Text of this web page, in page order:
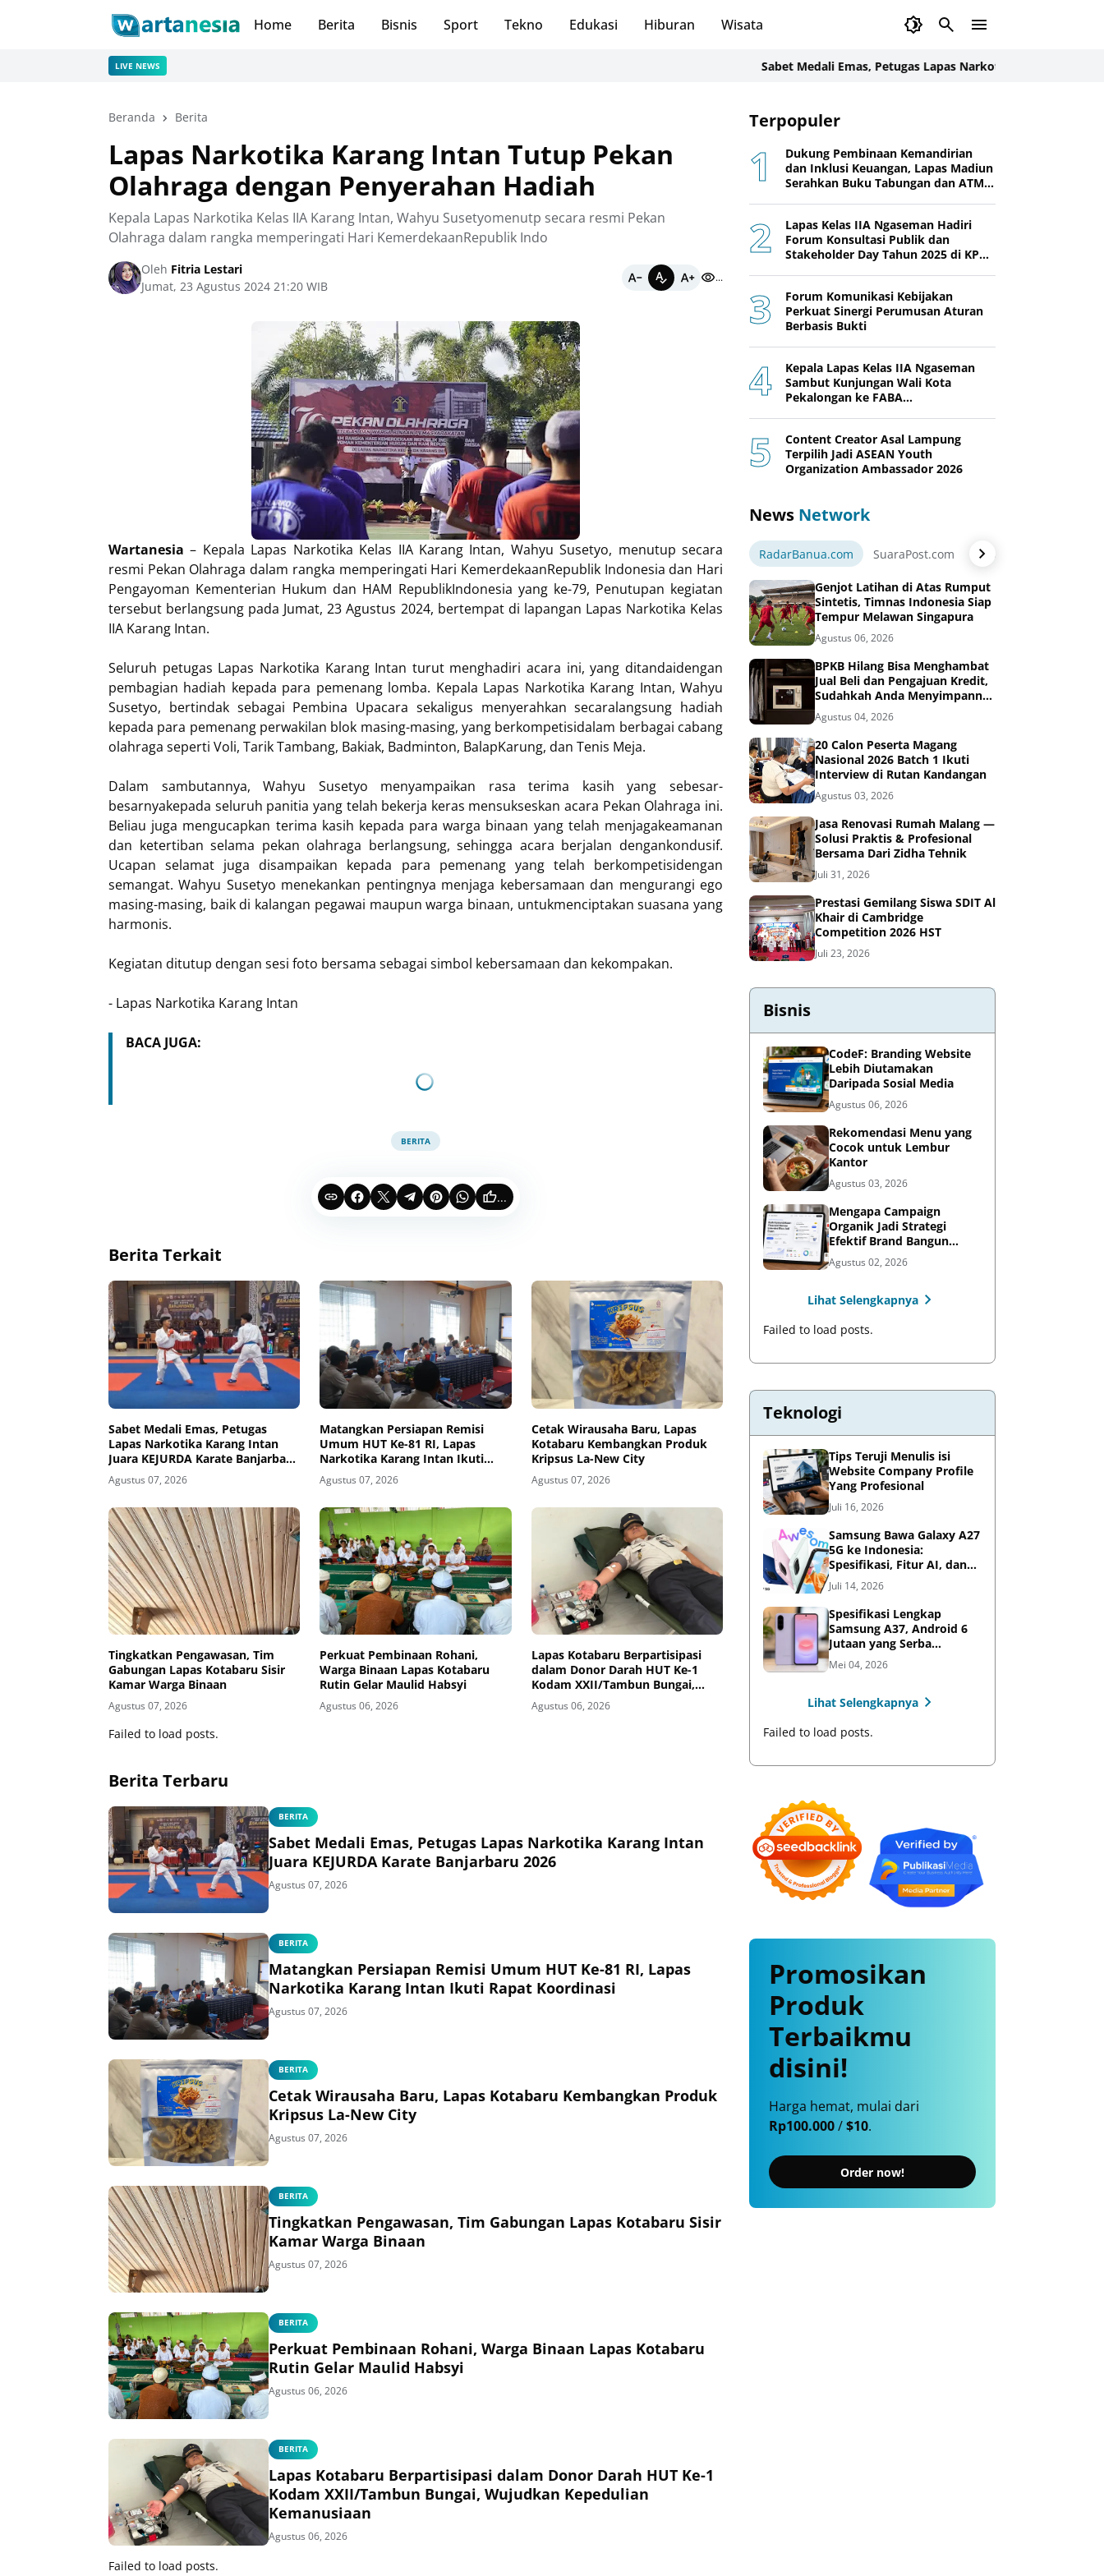
Home Berita Bisnis Sport Tekno Edukasi Hiburan Wisata
LIVE NEWS Sabet Medali Emas, Petugas Lapas Narkotika Karang Intan Juara
Beranda Berita
Lapas Narkotika Karang Intan Tutup Pekan
Olahraga dengan Penyerahan Hadiah
Kepala Lapas Narkotika Kelas IIA Karang Intan, Wahyu Susetyomenutp secara resmi Pekan
Olahraga dalam rangka memperingati Hari KemerdekaanRepublik Indo
Oleh Fitria Lestari
Jumat, 23 Agustus 2024 21:20 WIB
...
Wartanesia – Kepala Lapas Narkotika Kelas IIA Karang Intan, Wahyu Susetyo, menutup secara
resmi Pekan Olahraga dalam rangka memperingati Hari KemerdekaanRepublik Indonesia dan Hari
Pengayoman Kementerian Hukum dan HAM RepublikIndonesia yang ke-79, Penutupan kegiatan
tersebut berlangsung pada Jumat, 23 Agustus 2024, bertempat di lapangan Lapas Narkotika Kelas
IIA Karang Intan.
Seluruh petugas Lapas Narkotika Karang Intan turut menghadiri acara ini, yang ditandaidengan
pembagian hadiah kepada para pemenang lomba. Kepala Lapas Narkotika Karang Intan, Wahyu
Susetyo, bertindak sebagai Pembina Upacara sekaligus menyerahkan secaralangsung hadiah
kepada para pemenang perwakilan blok masing-masing, yang berkompetisidalam berbagai cabang
olahraga seperti Voli, Tarik Tambang, Bakiak, Badminton, BalapKarung, dan Tenis Meja.
Dalam sambutannya, Wahyu Susetyo menyampaikan rasa terima kasih yang sebesar-
besarnyakepada seluruh panitia yang telah bekerja keras mensukseskan acara Pekan Olahraga ini.
Beliau juga mengucapkan terima kasih kepada para warga binaan yang telah menjagakeamanan
dan ketertiban selama pekan olahraga berlangsung, sehingga acara berjalan dengankondusif.
Ucapan selamat juga disampaikan kepada para pemenang yang telah berkompetisidengan
semangat. Wahyu Susetyo menekankan pentingnya menjaga kebersamaan dan mengurangi ego
masing-masing, baik di kalangan pegawai maupun warga binaan, untukmenciptakan suasana yang
harmonis.
Kegiatan ditutup dengan sesi foto bersama sebagai simbol kebersamaan dan kekompakan.
- Lapas Narkotika Karang Intan
BACA JUGA:
BERITA
...
Berita Terkait
Sabet Medali Emas, Petugas
Lapas Narkotika Karang Intan
Juara KEJURDA Karate Banjarbaru
2026
Agustus 07, 2026
Matangkan Persiapan Remisi
Umum HUT Ke-81 RI, Lapas
Narkotika Karang Intan Ikuti
Rapat Koordinasi
Agustus 07, 2026
Cetak Wirausaha Baru, Lapas
Kotabaru Kembangkan Produk
Kripsus La-New City
Agustus 07, 2026
Tingkatkan Pengawasan, Tim
Gabungan Lapas Kotabaru Sisir
Kamar Warga Binaan
Agustus 07, 2026
Perkuat Pembinaan Rohani,
Warga Binaan Lapas Kotabaru
Rutin Gelar Maulid Habsyi
Agustus 06, 2026
Lapas Kotabaru Berpartisipasi
dalam Donor Darah HUT Ke-1
Kodam XXII/Tambun Bungai,
Wujudkan Kepedulian
Kemanusiaan
Agustus 06, 2026
Failed to load posts.
Berita Terbaru
BERITA
Sabet Medali Emas, Petugas Lapas Narkotika Karang Intan
Juara KEJURDA Karate Banjarbaru 2026
Agustus 07, 2026
BERITA
Matangkan Persiapan Remisi Umum HUT Ke-81 RI, Lapas
Narkotika Karang Intan Ikuti Rapat Koordinasi
Agustus 07, 2026
BERITA
Cetak Wirausaha Baru, Lapas Kotabaru Kembangkan Produk
Kripsus La-New City
Agustus 07, 2026
BERITA
Tingkatkan Pengawasan, Tim Gabungan Lapas Kotabaru Sisir
Kamar Warga Binaan
Agustus 07, 2026
BERITA
Perkuat Pembinaan Rohani, Warga Binaan Lapas Kotabaru
Rutin Gelar Maulid Habsyi
Agustus 06, 2026
BERITA
Lapas Kotabaru Berpartisipasi dalam Donor Darah HUT Ke-1
Kodam XXII/Tambun Bungai, Wujudkan Kepedulian
Kemanusiaan
Agustus 06, 2026
Failed to load posts.
Terpopuler
Dukung Pembinaan Kemandirian
dan Inklusi Keuangan, Lapas Madiun
Serahkan Buku Tabungan dan ATM
Lapas Kelas IIA Ngaseman Hadiri
Forum Konsultasi Publik dan
Stakeholder Day Tahun 2025 di KPPN
Forum Komunikasi Kebijakan
Perkuat Sinergi Perumusan Aturan
Berbasis Bukti
Kepala Lapas Kelas IIA Ngaseman
Sambut Kunjungan Wali Kota
Pekalongan ke FABA
Content Creator Asal Lampung
Terpilih Jadi ASEAN Youth
Organization Ambassador 2026
News Network
RadarBanua.com SuaraPost.com NarasiNews.com
Genjot Latihan di Atas Rumput
Sintetis, Timnas Indonesia Siap
Tempur Melawan Singapura
Agustus 06, 2026
BPKB Hilang Bisa Menghambat
Jual Beli dan Pengajuan Kredit,
Sudahkah Anda Menyimpannya
di Brankas BPKB?
Agustus 04, 2026
20 Calon Peserta Magang
Nasional 2026 Batch 1 Ikuti
Interview di Rutan Kandangan
Agustus 03, 2026
Jasa Renovasi Rumah Malang —
Solusi Praktis & Profesional
Bersama Dari Zidha Tehnik
Juli 31, 2026
Prestasi Gemilang Siswa SDIT Al
Khair di Cambridge
Competition 2026 HST
Juli 23, 2026
Bisnis
CodeF: Branding Website
Lebih Diutamakan
Daripada Sosial Media
Agustus 06, 2026
Rekomendasi Menu yang
Cocok untuk Lembur
Kantor
Agustus 03, 2026
Mengapa Campaign
Organik Jadi Strategi
Efektif Brand Bangun
Awareness di Media Sosial
Agustus 02, 2026
Lihat Selengkapnya
Failed to load posts.
Teknologi
Tips Teruji Menulis isi
Website Company Profile
Yang Profesional
Juli 16, 2026
Samsung Bawa Galaxy A27
5G ke Indonesia:
Spesifikasi, Fitur AI, dan
Harga Resmi
Juli 14, 2026
Spesifikasi Lengkap
Samsung A37, Android 6
Jutaan yang Serba
Lengkap
Mei 04, 2026
Lihat Selengkapnya
Failed to load posts.
Promosikan
Produk
Terbaikmu
disini!
Harga hemat, mulai dari
Rp100.000/$10.
Order now!